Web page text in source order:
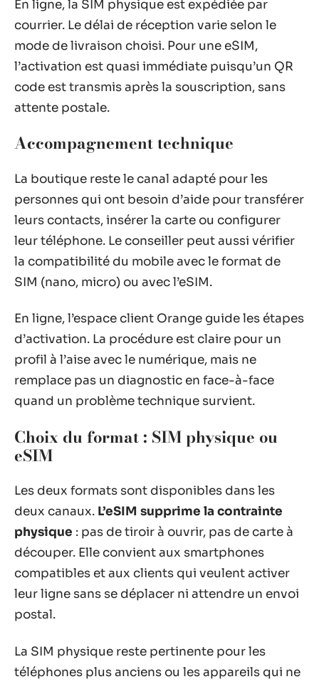
En ligne, la SIM physique est expédiée par
courrier. Le délai de réception varie selon le
mode de livraison choisi. Pour une eSIM,
l’activation est quasi immédiate puisqu’un QR
code est transmis après la souscription, sans
attente postale.
Accompagnement technique
La boutique reste le canal adapté pour les
personnes qui ont besoin d’aide pour transférer
leurs contacts, insérer la carte ou configurer
leur téléphone. Le conseiller peut aussi vérifier
la compatibilité du mobile avec le format de
SIM (nano, micro) ou avec l’eSIM.
En ligne, l’espace client Orange guide les étapes
d’activation. La procédure est claire pour un
profil à l’aise avec le numérique, mais ne
remplace pas un diagnostic en face-à-face
quand un problème technique survient.
Choix du format : SIM physique ou
eSIM
Les deux formats sont disponibles dans les
deux canaux. L’eSIM supprime la contrainte
physique : pas de tiroir à ouvrir, pas de carte à
découper. Elle convient aux smartphones
compatibles et aux clients qui veulent activer
leur ligne sans se déplacer ni attendre un envoi
postal.
La SIM physique reste pertinente pour les
téléphones plus anciens ou les appareils qui ne